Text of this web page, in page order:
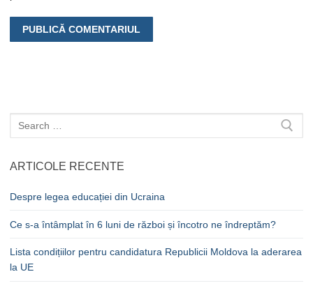
Caută
după:
ARTICOLE RECENTE
Despre legea educației din Ucraina
Ce s-a întâmplat în 6 luni de război și încotro ne îndreptăm?
Lista condițiilor pentru candidatura Republicii Moldova la aderarea
la UE